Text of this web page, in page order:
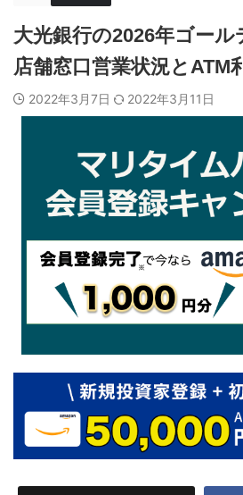
大光銀行の2026年ゴー
店舗窓口営業状況とATM
2022年3月7日 2022年3月11日